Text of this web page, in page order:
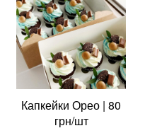
Капкейки Орео | 80
грн/шт